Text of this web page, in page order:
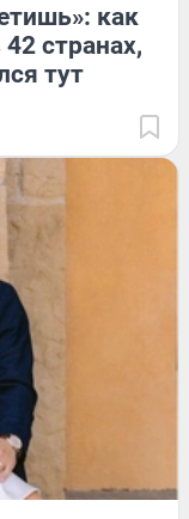
как
странах,
тут